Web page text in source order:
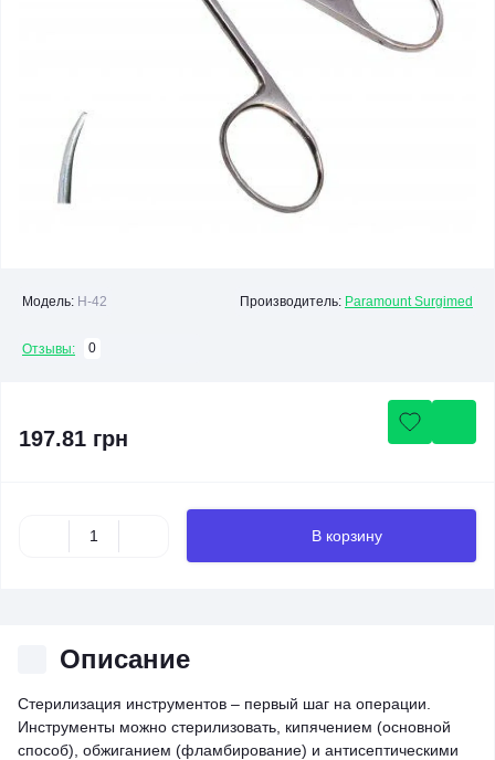
Модель: Н-42 Производитель: Paramount Surgimed
Отзывы: 0
197.81 грн
В корзину
Описание
Стерилизация инструментов – первый шаг на операции.
Инструменты можно стерилизовать, кипячением (основной
способ), обжиганием (фламбирование) и антисептическими